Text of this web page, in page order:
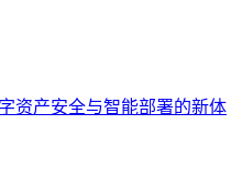
资产安全与智能部署的新体